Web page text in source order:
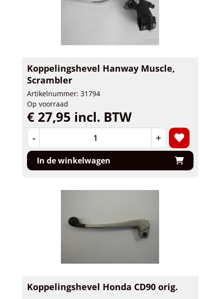
Koppelingshevel Hanway Muscle,
Scrambler
Artikelnummer: 31794
Op voorraad
€ 27,95 incl. BTW
- +
In de winkelwagen
Koppelingshevel Honda CD90 orig.